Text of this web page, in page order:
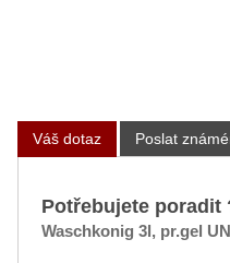
Váš dotaz Poslat
Potřebujete poradit
Waschkonig 3l, pr.gel